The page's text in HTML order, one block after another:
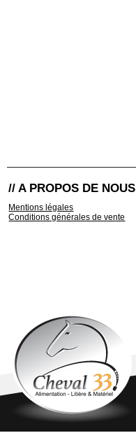
// A PROPOS DE NOUS
Mentions légales
Conditions générales de vente